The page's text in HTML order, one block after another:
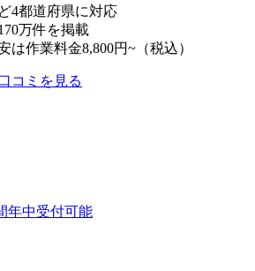
4都道府県に対応
万件を掲載
は作業料金8,800円~（税込）
コミを見る
年中受付可能